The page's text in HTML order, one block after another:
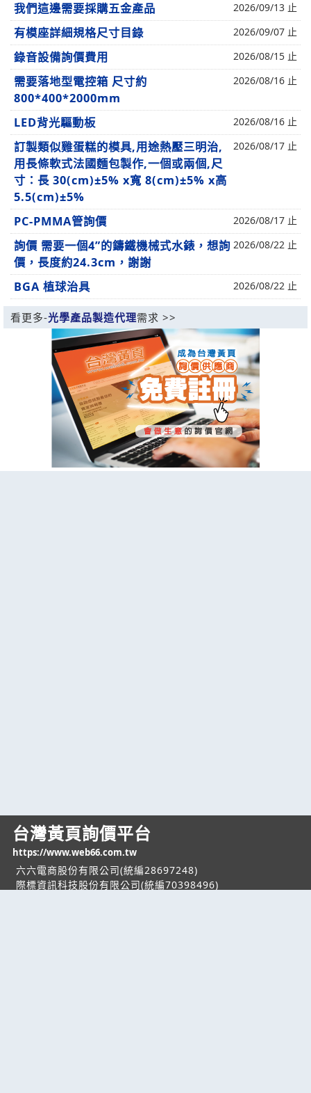
我們這邊需要採購五金產品 2026/09/13 止
有模座詳細規格尺寸目錄 2026/09/07 止
錄音設備詢價費用 2026/08/15 止
需要落地型電控箱 尺寸約
800*400*2000mm
2026/08/16 止
LED背光驅動板 2026/08/16 止
訂製類似雞蛋糕的模具,用途熱壓三明治,
用長條軟式法國麵包製作,一個或兩個,尺
寸：長 30(cm)±5% x寬 8(cm)±5% x高
5.5(cm)±5%
2026/08/17 止
PC-PMMA管詢價 2026/08/17 止
詢價 需要一個4”的鑄鐵機械式水錶，想詢
價，長度約24.3cm，謝謝
2026/08/22 止
BGA 植球治具 2026/08/22 止
看更多-光學產品製造代理需求 >>
台灣黃頁詢價平台
https://www.web66.com.tw
六六電商股份有限公司(統編28697248)
際標資訊科技股份有限公司(統編70398496)